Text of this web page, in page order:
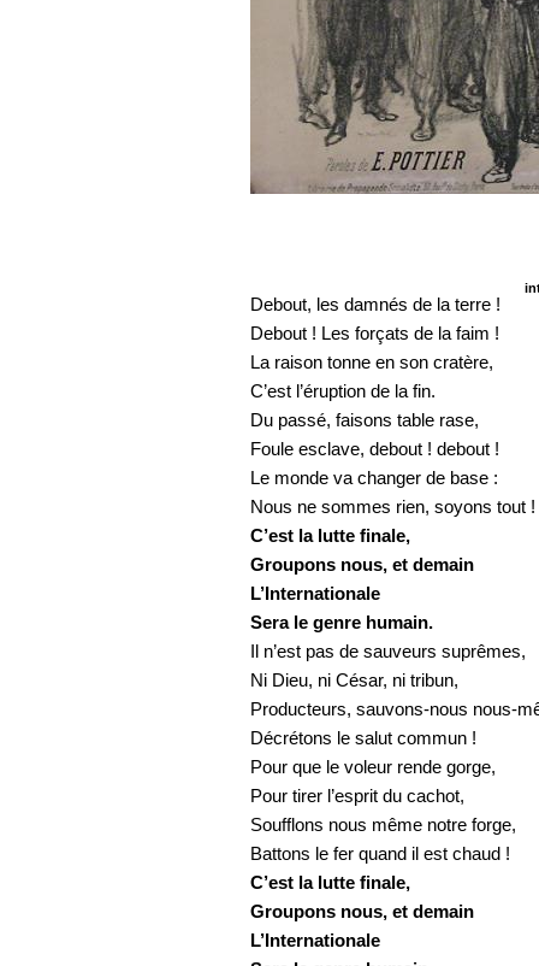
Debout, les damnés de la terre !
Debout ! Les forçats de la faim !
La raison tonne en son cratère,
C’est l’éruption de la fin.
Du passé, faisons table rase,
Foule esclave, debout ! debout !
Le monde va changer de base :
Nous ne sommes rien, soyons tout !
C’est la lutte finale,
Groupons nous, et demain
L’Internationale
Sera le genre humain.
Il n’est pas de sauveurs suprêmes,
Ni Dieu, ni César, ni tribun,
Producteurs, sauvons-nous nous-
Décrétons le salut commun !
Pour que le voleur rende gorge,
Pour tirer l’esprit du cachot,
Soufflons nous même notre forge,
Battons le fer quand il est chaud !
C’est la lutte finale,
Groupons nous, et demain
L’Internationale